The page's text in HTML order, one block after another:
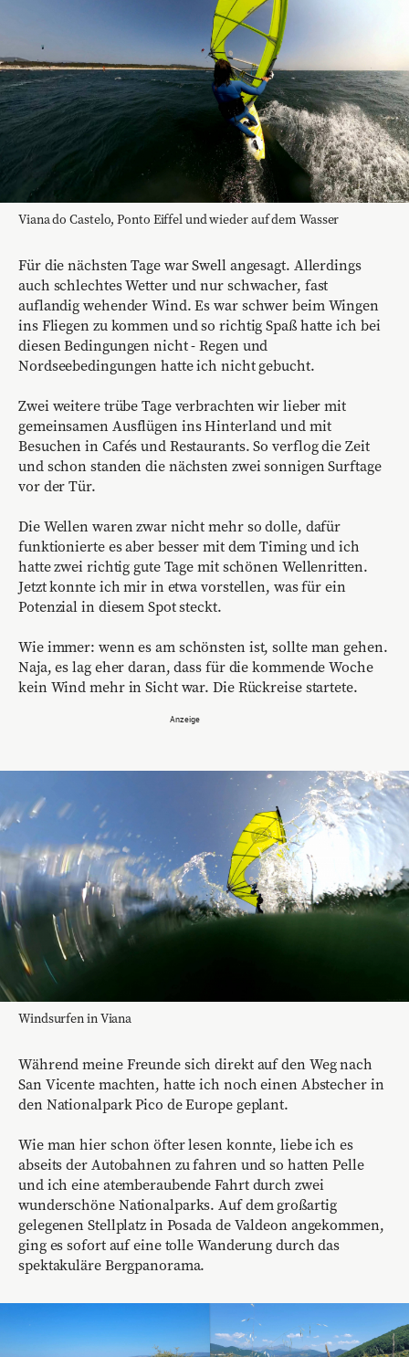
Viana do Castelo, Ponto Eiffel und wieder auf dem Wasser
Für die nächsten Tage war Swell angesagt. Allerdings
auch schlechtes Wetter und nur schwacher, fast
auflandig wehender Wind. Es war schwer beim Wingen
ins Fliegen zu kommen und so richtig Spaß hatte ich bei
diesen Bedingungen nicht - Regen und
Nordseebedingungen hatte ich nicht gebucht.
Zwei weitere trübe Tage verbrachten wir lieber mit
gemeinsamen Ausflügen ins Hinterland und mit
Besuchen in Cafés und Restaurants. So verflog die Zeit
und schon standen die nächsten zwei sonnigen Surftage
vor der Tür.
Die Wellen waren zwar nicht mehr so dolle, dafür
funktionierte es aber besser mit dem Timing und ich
hatte zwei richtig gute Tage mit schönen Wellenritten.
Jetzt konnte ich mir in etwa vorstellen, was für ein
Potenzial in diesem Spot steckt.
Wie immer: wenn es am schönsten ist, sollte man gehen.
Naja, es lag eher daran, dass für die kommende Woche
kein Wind mehr in Sicht war. Die Rückreise startete.
Windsurfen in Viana
Während meine Freunde sich direkt auf den Weg nach
San Vicente machten, hatte ich noch einen Abstecher in
den Nationalpark Pico de Europe geplant.
Wie man hier schon öfter lesen konnte, liebe ich es
abseits der Autobahnen zu fahren und so hatten Pelle
und ich eine atemberaubende Fahrt durch zwei
wunderschöne Nationalparks. Auf dem großartig
gelegenen Stellplatz in Posada de Valdeon angekommen,
ging es sofort auf eine tolle Wanderung durch das
spektakuläre Bergpanorama.